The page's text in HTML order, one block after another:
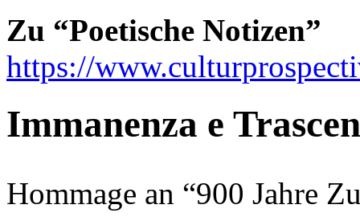
Zu “Poetische Notizen”
https://
Immanenza e
Hommage an “900 Jahre